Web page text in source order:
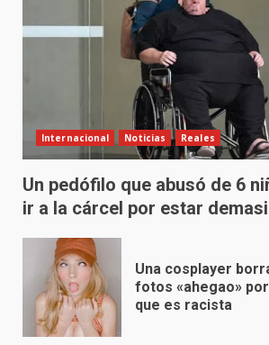
Internacional Noticias Reales
Un pedófilo que abusó de 6
ir a la cárcel por estar
Una cosplayer
fotos «ahegao»
que es racista